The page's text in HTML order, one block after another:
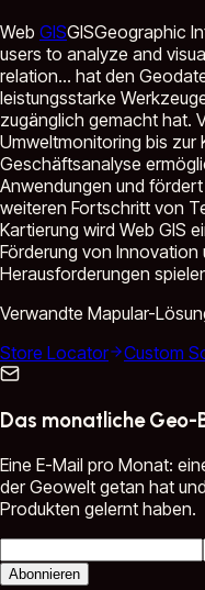
Web GISGISGeographic
users to analyze and
relation... hat den
leistungsstarke
zugänglich gemacht hat.
Umweltmonitoring bis zur
Geschäftsanalyse
Anwendungen und
weiteren Fortschritt von
Kartierung wird Web GIS
Förderung von Innovation
Herausforderungen
Verwandte Mapular-
Store Locator
Custom
Das monatliche Geo-
Eine E-Mail pro Monat:
der Geowelt getan hat
Produkten gelernt haben.
Abonnieren